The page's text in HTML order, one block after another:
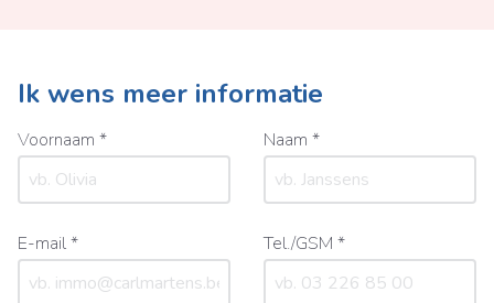
Ik wens meer informatie
Voornaam * Naam *
E-mail * Tel./GSM *